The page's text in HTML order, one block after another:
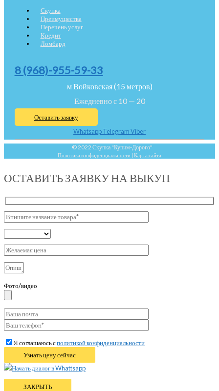
Скупка
Преимущества
Перечень услуг
Кредит
Ломбард
8 (968)-955-59-33
м Войковская (15 метров)
Ежедневно с 10 — 20
Оставить заявку
WhatsappTelegramViber
© 2022 Скупка "Купим-Дорого"
Политика конфиденциальности Карта сайта
ОСТАВИТЬ ЗАЯВКУ НА ВЫКУП
Фото/видео
Я соглашаюсь сполитикой конфиденциальности
Начать диалог в Whattsapp
ЗАКРЫТЬ